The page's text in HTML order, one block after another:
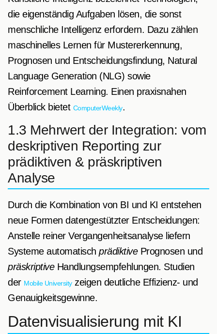
die eigenständig Aufgaben lösen, die sonst
menschliche Intelligenz erfordern. Dazu zählen
maschinelles Lernen für Mustererkennung,
Prognosen und Entscheidungsfindung, Natural
Language Generation (NLG) sowie
Reinforcement Learning. Einen praxisnahen
Überblick bietet ComputerWeekly.
1.3 Mehrwert der Integration: vom
deskriptiven Reporting zur
prädiktiven & präskriptiven
Analyse
Durch die Kombination von BI und KI entstehen
neue Formen datengestützter Entscheidungen:
Anstelle reiner Vergangenheitsanalyse liefern
Systeme automatisch prädiktivePrognosen und
präskriptiveHandlungsempfehlungen. Studien
der Mobile Universityzeigen deutliche Effizienz- und
Genauigkeitsgewinne.
Datenvisualisierung mit KI